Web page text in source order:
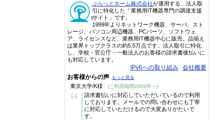
ぷらっとホーム株式会社が運用する、法人取
引に特化した「業務用IT機器専門の調達支援
サイト」です。
1999年よりネットワーク機器、サーバ、スト
レージ、パソコン周辺機器、PCパーツ、ソフトウェ
ア、ライセンスなど、業務用IT機器中心に販売。品揃え
は業界トップクラスの約5.5万点です。法人取引に特化
し、学校・官公庁・一般法人のお客様の請求書後払いに
も対応しています。
IPv6への取り組み 会社概要
お客様からの声 もっと見る
東京大学/K様 (ご利用期間2009年～)
“
請求書払いに対応していただいているので利用
しております。メールでの問い合わせにも丁寧
に対応していただけるので大変ありがたいで
す。